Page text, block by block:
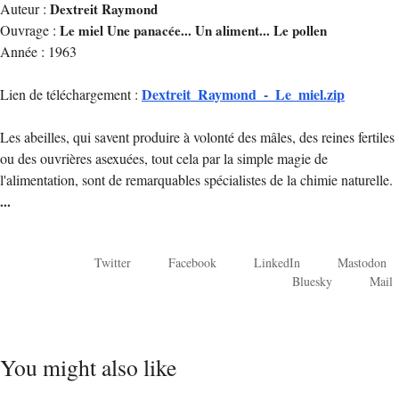
Auteur : Dextreit Raymond
Ouvrage : Le miel Une panacée... Un aliment... Le pollen
Année : 1963
Lien de téléchargement : Dextreit_Raymond_-_Le_miel.zip
Les abeilles, qui savent produire à volonté des mâles, des reines fertiles
ou des ouvrières asexuées, tout cela par la simple magie de
l'alimentation, sont de remarquables spécialistes de la chimie naturelle.
...
Twitter Facebook LinkedIn
Mastodon
Bluesky
Mail
You might also like